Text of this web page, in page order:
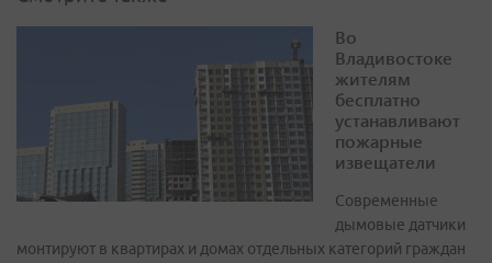
Во
Владивостоке
жителям
бесплатно
устанавливают
пожарные
извещатели
Современные
дымовые датчики
монтируют в квартирах и домах отдельных категорий граждан